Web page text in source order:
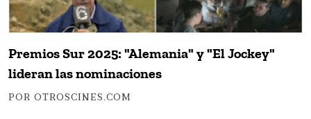
Premios Sur 2025: "Alemania" y "El Jockey"
lideran las nominaciones
POR OTROSCINES.COM